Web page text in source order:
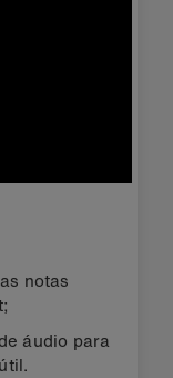
notas
áudio para